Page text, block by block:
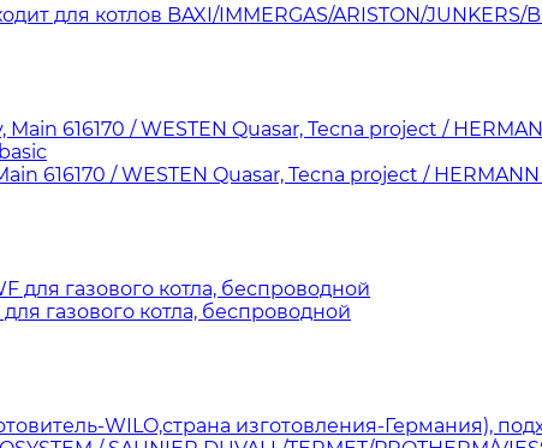
для котлов BAXI/IMMERGAS/ARISTON/JUNKERS/
616170 / WESTEN Quasar, Tecna project /
газового котла, беспроводной